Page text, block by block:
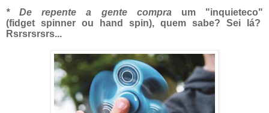
* De repente a gente compra um "inquieteco"
(fidget spinner ou hand spin), quem sabe? Sei lá?
Rsrsrsrsrs...